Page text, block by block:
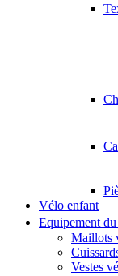
Vélo enfant
Equipement
Maillots
Vestes